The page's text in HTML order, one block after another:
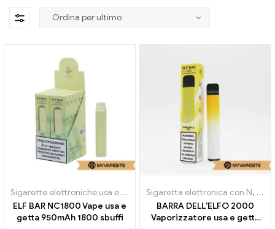
Sigarette elettroniche usa e getta
ELF BAR NC1800 Vape usa e
getta 950mAh 1800 sbuffi
Sigaretta elettronica con N,
BARRA DELL'ELFO 2000
Vaporizzatore usa e getta